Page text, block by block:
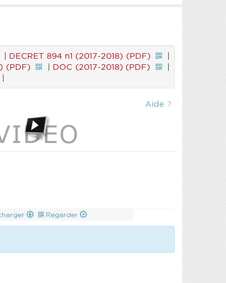
| DECRET 894 n1 (2017-2018) (PDF)
|
(PDF) | DOC (2017-2018) (PDF)
|
|
Aide
Regarder